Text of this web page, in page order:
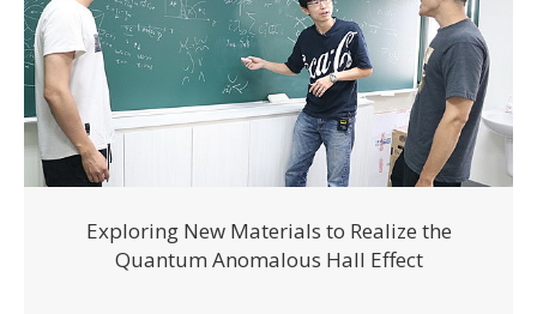
Exploring New Materials to Realize the
Quantum Anomalous Hall Effect